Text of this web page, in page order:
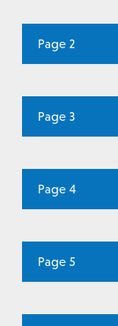
Page 2
Page 3
Page 4
Page 5